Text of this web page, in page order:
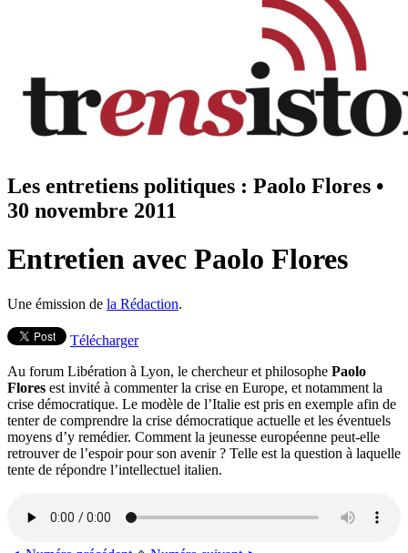
Les entretiens politiques : Paolo Flores •
30 novembre 2011
Entretien avec Paolo Flores
Une émission de la Rédaction.
Télécharger
Au forum Libération à Lyon, le chercheur et philosophe Paolo
Flores est invité à commenter la crise en Europe, et notamment la
crise démocratique. Le modèle de l’Italie est pris en exemple afin de
tenter de comprendre la crise démocratique actuelle et les éventuels
moyens d’y remédier. Comment la jeunesse européenne peut-elle
retrouver de l’espoir pour son avenir ? Telle est la question à laquelle
tente de répondre l’intellectuel italien.